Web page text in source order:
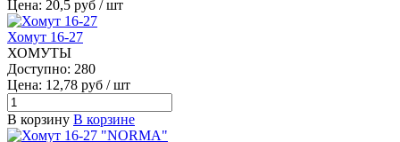
Цена: 20,5 руб / шт
Хомут 16-27
ХОМУТЫ
Доступно: 280
Цена: 12,78 руб / шт
В корзину В корзине